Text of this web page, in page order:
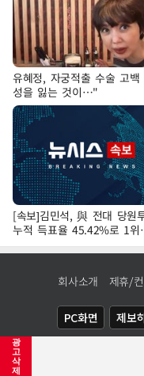
광
고
삭
제
유혜정, 자궁적출 수술 고백
성을 잃는 것이…"
[속보]김민석, 與 전대 당원
누적 득표율 45.42%로 1
청래 44.56%
회사소개 제휴/
PC화면 제보